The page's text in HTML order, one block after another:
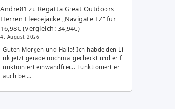
Andre81 zu Regatta Great Outdoors
Herren Fleecejacke „Navigate FZ“ für
16,98€ (Vergleich: 34,94€)
4. August 2026
Guten Morgen und Hallo! Ich habde den Li
nk jetzt gerade nochmal gecheckt und er f
unktioniert einwandfrei... Funktioniert er
auch bei…